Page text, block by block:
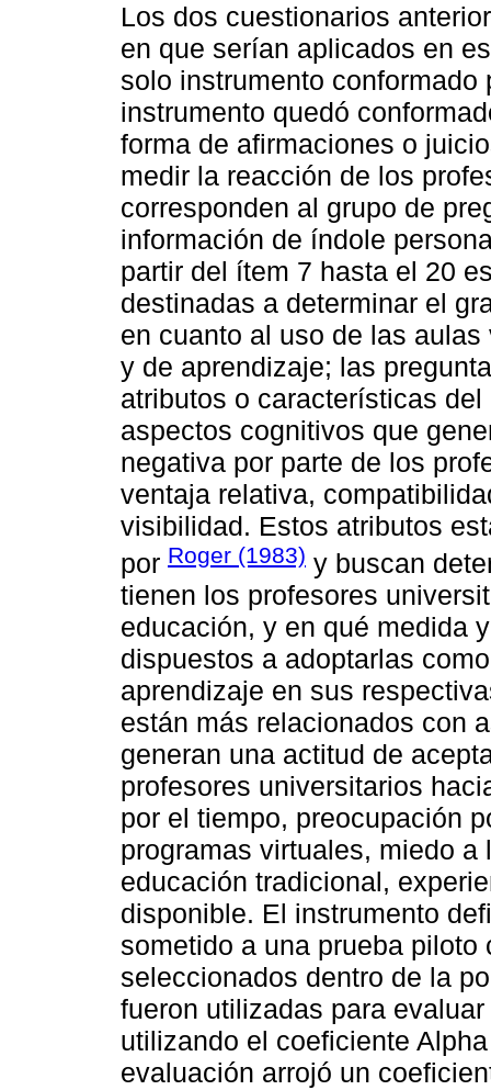
Los dos cuestionarios
en que serían aplicados en
solo instrumento
instrumento quedó
forma de afirmaciones o
medir la reacción de los
corresponden al grupo de
información de índole
partir del ítem 7 hasta el 20
destinadas a determinar el
en cuanto al uso de las
y de aprendizaje; las
atributos o características
aspectos cognitivos que
negativa por parte de los
ventaja relativa,
visibilidad. Estos atributos
por Roger (1983) y buscan
tienen los profesores
educación, y en qué medida
dispuestos a adoptarlas
aprendizaje en sus
están más relacionados con
generan una actitud de
profesores universitarios
por el tiempo, preocupación
programas virtuales, miedo
educación tradicional,
disponible. El instrumento
sometido a una prueba
seleccionados dentro de la
fueron utilizadas para
utilizando el coeficiente
evaluación arrojó un